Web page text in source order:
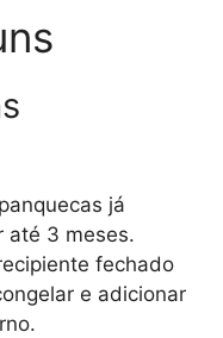
já
até 3 meses.
fechado
e adicionar